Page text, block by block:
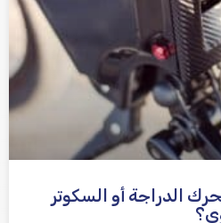
الدراجة أو السكوتر